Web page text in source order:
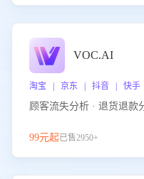
VOC.AI
淘宝 | 京东 | 抖音 | 快手
顾客流失分析 · 退货退款
99元起已售2950+